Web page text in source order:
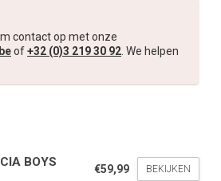
contact op met onze
of+32 (0)3 219 30 92 . We helpen
BOYS
€59,99 BEKIJKEN